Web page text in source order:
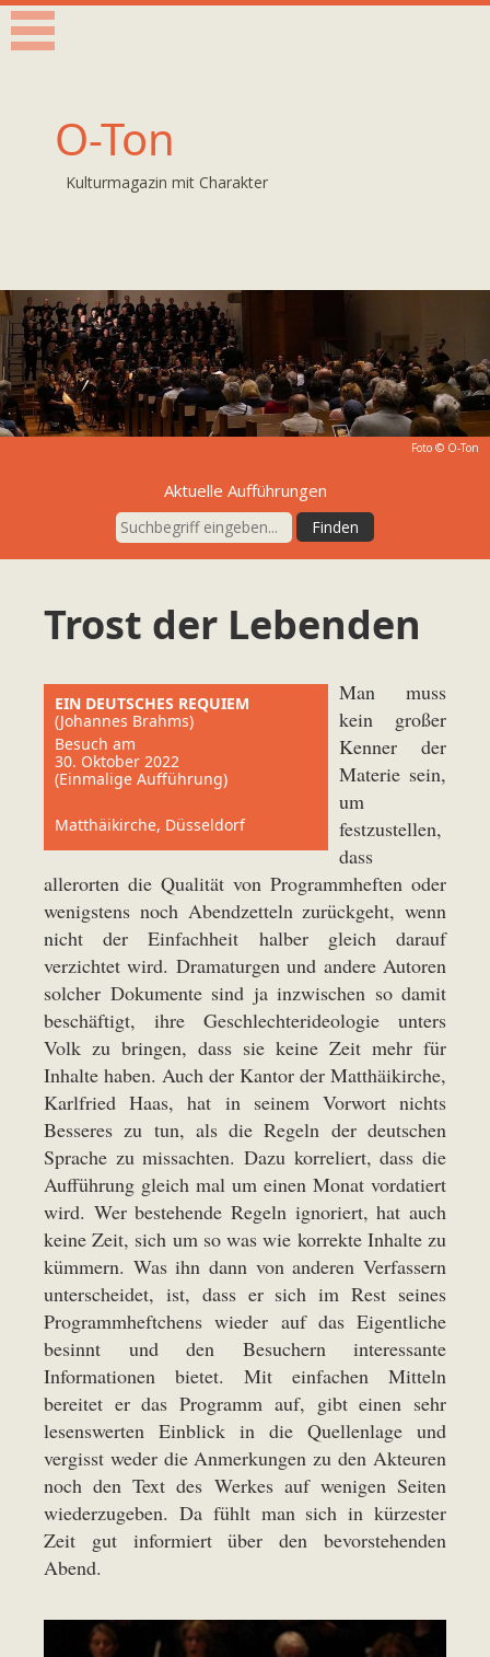
O-Ton
Kulturmagazin mit Charakter
Foto © O-Ton
Aktuelle Aufführungen
Trost der Lebenden
EIN DEUTSCHES REQUIEM
(Johannes Brahms)
Besuch am
30. Oktober 2022
(Einmalige Aufführung)
Matthäikirche, Düsseldorf
Man muss
kein großer
Kenner der
Materie sein,
um
festzustellen,
dass
allerorten die Qualität von Programmheften oder
wenigstens noch Abendzetteln zurückgeht, wenn
nicht der Einfachheit halber gleich darauf
verzichtet wird. Dramaturgen und andere Autoren
solcher Dokumente sind ja inzwischen so damit
beschäftigt, ihre Geschlechterideologie unters
Volk zu bringen, dass sie keine Zeit mehr für
Inhalte haben. Auch der Kantor der Matthäikirche,
Karlfried Haas, hat in seinem Vorwort nichts
Besseres zu tun, als die Regeln der deutschen
Sprache zu missachten. Dazu korreliert, dass die
Aufführung gleich mal um einen Monat vordatiert
wird. Wer bestehende Regeln ignoriert, hat auch
keine Zeit, sich um so was wie korrekte Inhalte zu
kümmern. Was ihn dann von anderen Verfassern
unterscheidet, ist, dass er sich im Rest seines
Programmheftchens wieder auf das Eigentliche
besinnt und den Besuchern interessante
Informationen bietet. Mit einfachen Mitteln
bereitet er das Programm auf, gibt einen sehr
lesenswerten Einblick in die Quellenlage und
vergisst weder die Anmerkungen zu den Akteuren
noch den Text des Werkes auf wenigen Seiten
wiederzugeben. Da fühlt man sich in kürzester
Zeit gut informiert über den bevorstehenden
Abend.